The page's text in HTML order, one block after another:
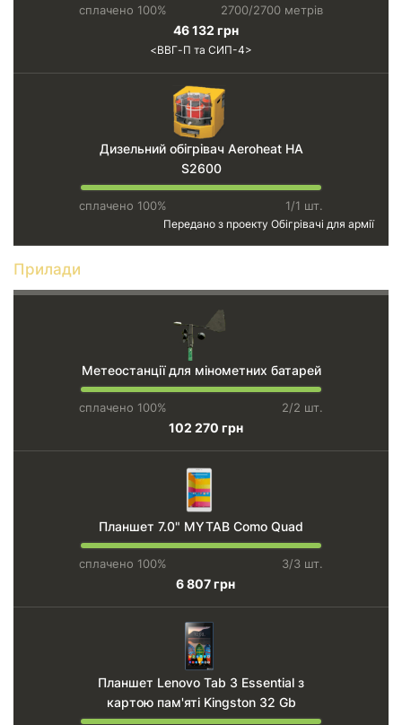
сплачено 100% 2700/2700 метрів
46 132 грн
ВВГ-П та СИП-4
Дизельний обігрівач Aeroheat HA
S2600
сплачено 100%
1/1 шт.
Передано з проекту Обігрівачі для армії
Прилади
Метеостанції для мінометних батарей
сплачено 100% 2/2 шт.
102 270 грн
Планшет 7.0" MYTAB Como Quad
сплачено 100% 3/3 шт.
6 807 грн
Планшет Lenovo Tab 3 Essential з
картою пам'яті Kingston 32 Gb